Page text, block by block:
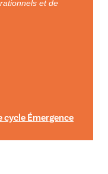
et de
cycle Émergence